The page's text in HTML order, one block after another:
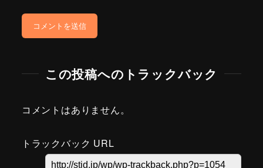
この投稿へのトラックバック
コメントはありません。
トラックバック URL